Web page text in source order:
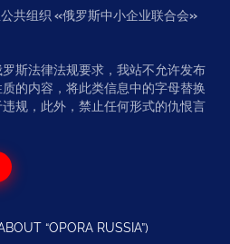
共组织 «俄罗斯中小企业联合会»
斯法律法规要求，我站不允许发布
的内容，将此类信息中的字母替换
规，此外，禁止任何形式的仇恨言
“OPORA RUSSIA”)